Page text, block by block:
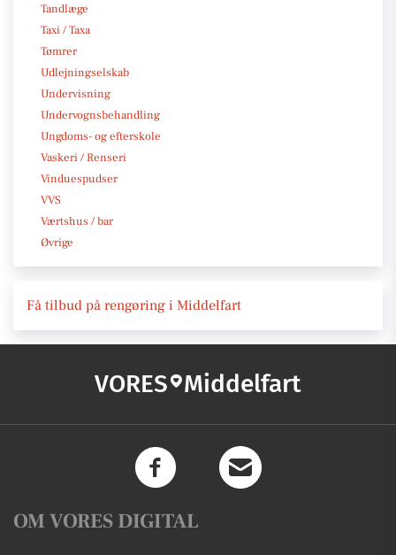
Tandlæge
Taxi / Taxa
Tømrer
Udlejningselskab
Undervisning
Undervognsbehandling
Ungdoms- og efterskole
Vaskeri / Renseri
Vinduespudser
VVS
Værtshus / bar
Øvrige
Få tilbud på rengøring i Middelfart
VORES Middelfart
OM VORES DIGITAL